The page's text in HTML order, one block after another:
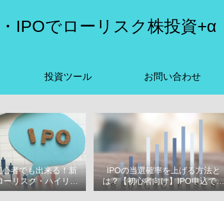
IPOでローリスク株投資+α
投資ツール お問い合わせ
者でも出来る！新
リスク・ハイリタ
をはじめよう！
IPOの当選確率を上げる方法と
は？【初心者向け】IPO申込で選
ぶべき証券会社